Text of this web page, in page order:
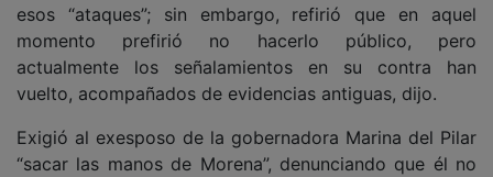
esos “ataques”; sin embargo, refirió que en aquel
momento prefirió no hacerlo público, pero
actualmente los señalamientos en su contra han
vuelto, acompañados de evidencias antiguas, dijo.
Exigió al exesposo de la gobernadora Marina del Pilar
“sacar las manos de Morena”, denunciando que él no